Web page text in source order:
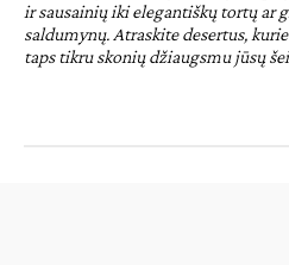
ir sausainių iki elegantiškų tortų ar
saldumynų. Atraskite desertus,
taps tikru skonių džiaugsmu jūsų